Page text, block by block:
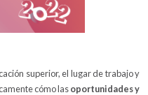
superior, el lugar de trabajo y
cómo lasoportunidades y